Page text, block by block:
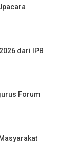
dari IPB
Forum